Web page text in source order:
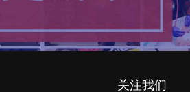
关注我们